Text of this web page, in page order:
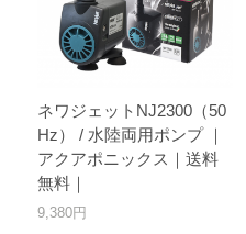
ネワジェットNJ2300（50
Hz） / 水陸両用ポンプ ｜
アクアポニックス｜送料
無料｜
9,380円